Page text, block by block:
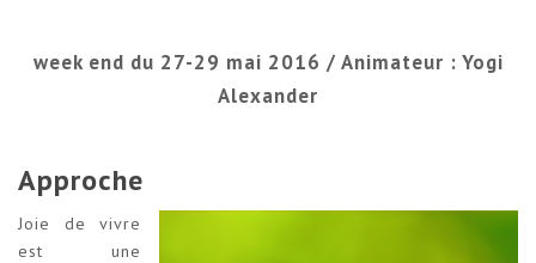
week end du 27-29 mai 2016 / Animateur : Yogi
Alexander
Approche
Joie de vivre
est une